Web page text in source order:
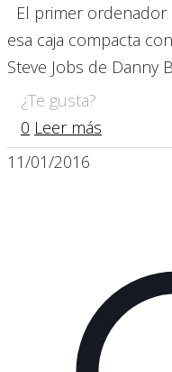
El primer
esa caja compacta
Steve Jobs de Danny
¿Te gusta?
0 Leer más
11/01/2016